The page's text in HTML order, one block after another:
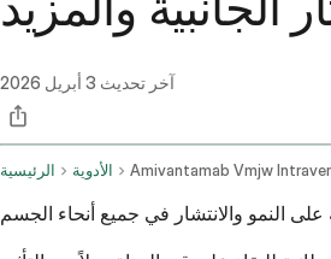
آخر تحديث 3 أبريل 2026
الرئيسية الأدوية Amivantamab Vmjw